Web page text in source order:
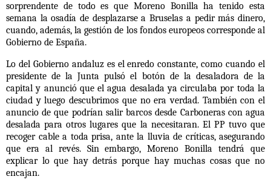
sorprendente de todo es que Moreno Bonilla ha tenido esta
semana la osadía de desplazarse a Bruselas a pedir más dinero,
cuando, además, la gestión de los fondos europeos corresponde al
Gobierno de España.
Lo del Gobierno andaluz es el enredo constante, como cuando el
presidente de la Junta pulsó el botón de la desaladora de la
capital y anunció que el agua desalada ya circulaba por toda la
ciudad y luego descubrimos que no era verdad. También con el
anuncio de que podrían salir barcos desde Carboneras con agua
desalada para otros lugares que la necesitaran. El PP tuvo que
recoger cable a toda prisa, ante la lluvia de críticas, asegurando
que era al revés. Sin embargo, Moreno Bonilla tendrá que
explicar lo que hay detrás porque hay muchas cosas que no
encajan.